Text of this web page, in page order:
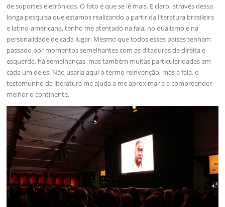
de suportes eletrônicos. O fato é que se lê mais. E claro, através dessa
longa pesquisa que estamos realizando a partir da literatura brasileira
e latino-americana, tenho me atentado na fala, no dualismo e na
personalidade de cada lugar. Mesmo que todos esses países tenham
passado por momentos semelhantes com as ditaduras de direita e
esquerda, há semelhanças, mas também muitas particularidades em
cada um deles. Não usaria aqui o termo reinvenção, mas a fala, o
testemunho da literatura me ajuda a me aproximar e a compreender
melhor o continente.